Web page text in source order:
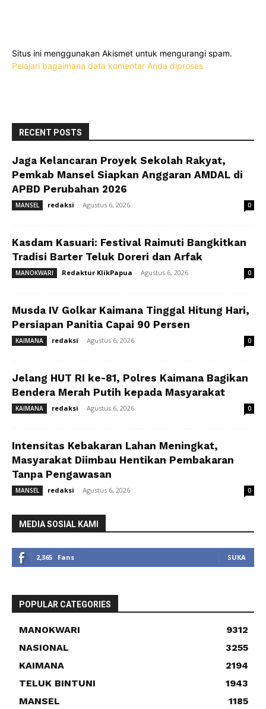
Situs ini menggunakan Akismet untuk mengurangi spam.
Pelajari bagaimana data komentar Anda diproses
RECENT POSTS
Jaga Kelancaran Proyek Sekolah Rakyat,
Pemkab Mansel Siapkan Anggaran AMDAL di
APBD Perubahan 2026
MANSEL redaksi - Agustus 6, 2026 0
Kasdam Kasuari: Festival Raimuti Bangkitkan
Tradisi Barter Teluk Doreri dan Arfak
MANOKWARI Redaktur KlikPapua - Agustus 6, 2026 0
Musda IV Golkar Kaimana Tinggal Hitung Hari,
Persiapan Panitia Capai 90 Persen
KAIMANA redaksi - Agustus 6, 2026 0
Jelang HUT RI ke-81, Polres Kaimana Bagikan
Bendera Merah Putih kepada Masyarakat
KAIMANA redaksi - Agustus 6, 2026 0
Intensitas Kebakaran Lahan Meningkat,
Masyarakat Diimbau Hentikan Pembakaran
Tanpa Pengawasan
MANSEL redaksi - Agustus 6, 2026 0
MEDIA SOSIAL KAMI
2,365 Fans SUKA
POPULAR CATEGORIES
MANOKWARI
9312
NASIONAL
3255
KAIMANA
2194
TELUK BINTUNI
1943
MANSEL
1185